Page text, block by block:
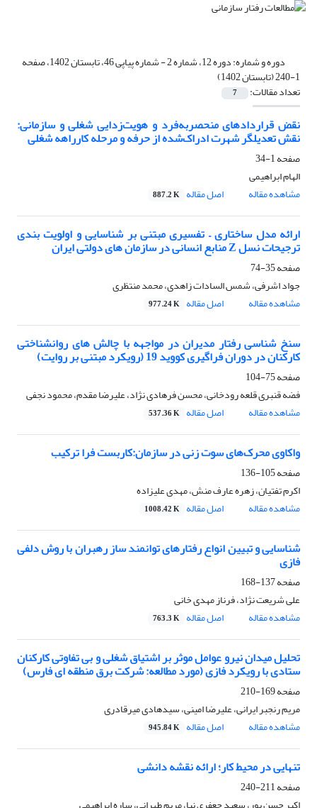
دوره و شماره: دوره 12، شماره 2 - شماره پیاپی 46، تابستان 1402، صفحه
1-240 (تابستان 1402)
تعداد مقالات: 7
نقض قراردادهای منحصربه‌فرد و هویت‌زدایی شغلی و سازمانی:
نقش تعدیلگر شهرت ادراک‌شده از حرفه و مرحله کارراهه شغلی
صفحه1-34
الهام ابراهیمی
مشاهده مقاله
اصل مقاله 887.2 K
ارائه مدل ساختاری – تفسیری مبتنی بر شناسایی و اولویت بندی
ترجیحات نسل Z منابع انسانی در سازمان های دولتی ایران
صفحه35-74
جواد اشرفی، شمس السادات زاهدی، محمد منتظری
مشاهده مقاله
اصل مقاله 977.24 K
سنخ شناسی رفتار مدیران در مواجهه با چالش های روانشناختی
کارکنان در دوران فراگیری کووید 19 (رویکرد مبتنی بر روایت)
صفحه75-104
فضه قنبری قلعه رودخانی، محسن فرهادی نژاد، علیرضا مقدم، محمود نجفی
مشاهده مقاله
اصل مقاله 537.36 K
واکاوی محرک‌های سوت زنی در سازمان:کاربست فرا ترکیب
صفحه105-136
اکرم تفتیان، زهره عارف منش، مهدی علیزاده
مشاهده مقاله
اصل مقاله 1008.42 K
شناسایی و تبیین انواع رفتارهای توانمند ساز رهبران با روش دلفی
فازی
صفحه137-168
علی شریعت نژاد، فرناز مهدی خانی
مشاهده مقاله
اصل مقاله 763.3 K
تحلیل میدان نیرو عوامل موثر بر اشتیاق شغلی و بی تفاوتی کارکنان
ستادی با رویکرد فازی (مورد مطالعه: شرکت برق منطقه ای فارس)
صفحه169-210
مریم رنجبر ایرانی، علیرضا امینی، سیدهادی میرقادری
مشاهده مقاله
اصل مقاله 945.84 K
تنهایی در محیط کار؛ ارائه نقشه دانشی
صفحه211-240